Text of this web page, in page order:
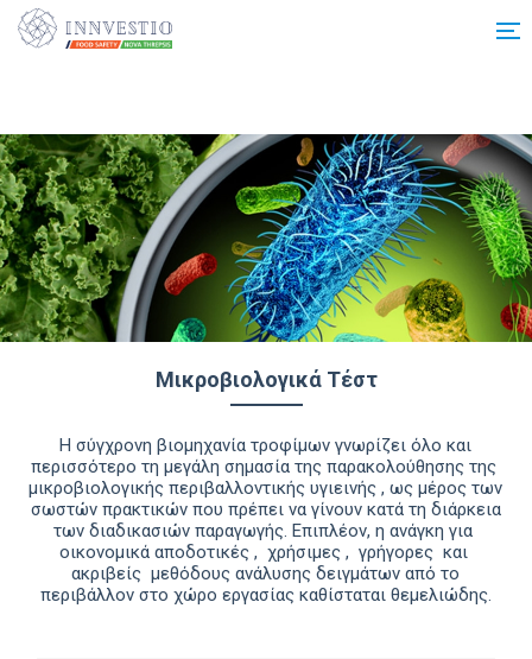
Additionally, paste this code immediately after the opening tag:
Μικροβιολογικά Τέστ
Η σύγχρονη βιομηχανία τροφίμων γνωρίζει όλο και
περισσότερο τη μεγάλη σημασία της παρακολούθησης της
μικροβιολογικής περιβαλλοντικής υγιεινής , ως μέρος των
σωστών πρακτικών που πρέπει να γίνουν κατά τη διάρκεια
των διαδικασιών παραγωγής. Επιπλέον, η ανάγκη για
οικονομικά αποδοτικές , χρήσιμες , γρήγορες και
ακριβείς μεθόδους ανάλυσης δειγμάτων από το
περιβάλλον στο χώρο εργασίας καθίσταται θεμελιώδης.